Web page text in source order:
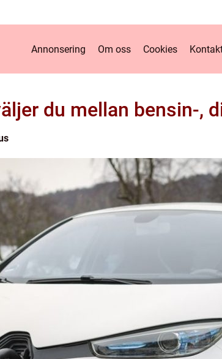
Annonsering Om oss Cookies
du mellan bensin-,